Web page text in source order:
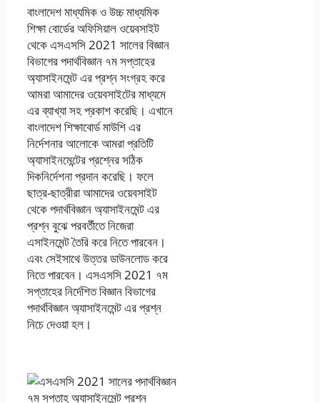
বাংলাদেশ মাধ্যমিক ও উচ্চ মাধ্যমিক
শিক্ষা বোর্ডের অফিসিয়াল ওয়েবসাইট
থেকে এসএসসি 2021 সালের বিজ্ঞান
বিভাগের পদার্থবিজ্ঞান ৭ম সপ্তাহের
অ্যাসাইনমেন্ট এর প্রশ্ন সংগ্রহ করে
আমরা আমাদের ওয়েবসাইটের মাধ্যমে
এর ব্যাখ্যা সহ প্রকাশ করেছি। এখানে
বাংলাদেশ শিক্ষাবোর্ড মাউশি এর
নির্দেশনার আলোকে আমরা প্রতিটি
অ্যাসাইনমেন্টের প্রশ্নের সঠিক
দিকনির্দেশনা প্রদান করেছি। ফলে
ছাত্র-ছাত্রীরা আমাদের ওয়েবসাইট
থেকে পদার্থবিজ্ঞান অ্যাসাইনমেন্ট এর
প্রশ্ন বুঝে পরবর্তীতে নিজেরা
এসাইনমেন্ট তৈরি করে নিতে পারবেন।
এবং সেইসাথে উত্তর ডাউনলোড করে
নিতে পারবেন। এসএসসি 2021 ৭ম
সপ্তাহের নির্দেশিত বিজ্ঞান বিভাগের
পদার্থবিজ্ঞান অ্যাসাইনমেন্ট এর প্রশ্ন
নিচে দেওয়া হল।